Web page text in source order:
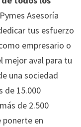
Asesoría
tus esfuerzo
empresario o
mejor aval para tu
una sociedad
de 15.000
de 2.500
ponerte en